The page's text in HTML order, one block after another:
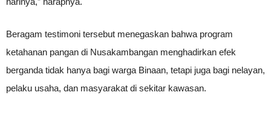
Beragam testimoni tersebut menegaskan bahwa program
ketahanan pangan di Nusakambangan menghadirkan efek
berganda tidak hanya bagi warga Binaan, tetapi juga bagi nelayan,
pelaku usaha, dan masyarakat di sekitar kawasan.